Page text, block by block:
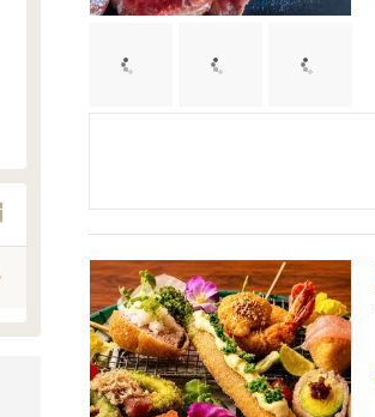
石垣島
西表島・波照間島周辺